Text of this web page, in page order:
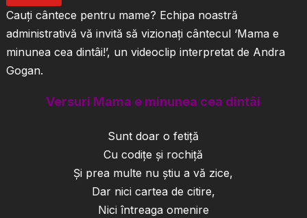
Cauți cântece pentru mame? Echipa noastră
administrativă vă invită să vizionați cântecul ‘Mama e
minunea cea dintâi!’, un videoclip interpretat de Andra
Gogan.
Versuri Mama e minunea cea dintâi
Sunt doar o fetiţă
Cu codiţe şi rochiţă
Şi prea multe nu ştiu a vă zice,
Dar nici cartea de citire,
Nici întreaga omenire